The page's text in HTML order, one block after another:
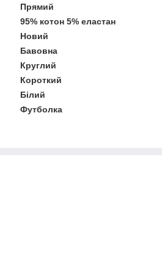
Прямий
95% котон 5% еластан
Новий
Бавовна
Круглий
Короткий
Білий
Футболка